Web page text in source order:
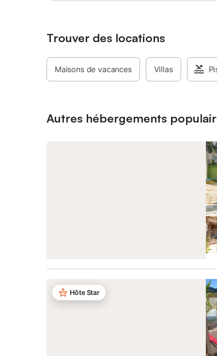
Trouver des locations
Maisons de vacances Villas
Autres hébergements
Hôte Star